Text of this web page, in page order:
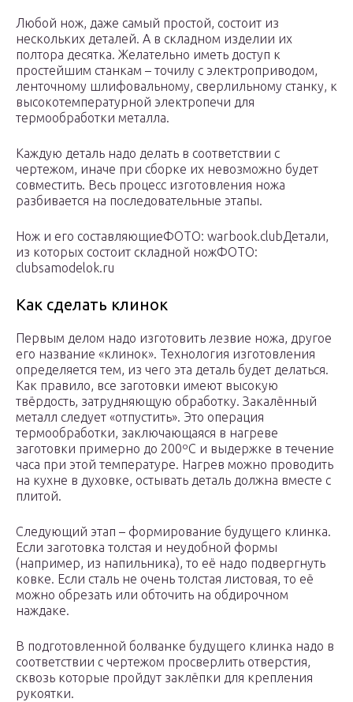
Любой нож, даже самый простой, состоит из
нескольких деталей. А в складном изделии их
полтора десятка. Желательно иметь доступ к
простейшим станкам – точилу с электроприводом,
ленточному шлифовальному, сверлильному станку, к
высокотемпературной электропечи для
термообработки металла.
Каждую деталь надо делать в соответствии с
чертежом, иначе при сборке их невозможно будет
совместить. Весь процесс изготовления ножа
разбивается на последовательные этапы.
Нож и его составляющиеФОТО: warbook.clubДетали,
из которых состоит складной ножФОТО:
clubsamodelok.ru
Как сделать клинок
Первым делом надо изготовить лезвие ножа, другое
его название «клинок». Технология изготовления
определяется тем, из чего эта деталь будет делаться.
Как правило, все заготовки имеют высокую
твёрдость, затрудняющую обработку. Закалённый
металл следует «отпустить». Это операция
термообработки, заключающаяся в нагреве
заготовки примерно до 200ºС и выдержке в течение
часа при этой температуре. Нагрев можно проводить
на кухне в духовке, остывать деталь должна вместе с
плитой.
Следующий этап – формирование будущего клинка.
Если заготовка толстая и неудобной формы
(например, из напильника), то её надо подвергнуть
ковке. Если сталь не очень толстая листовая, то её
можно обрезать или обточить на обдирочном
наждаке.
В подготовленной болванке будущего клинка надо в
соответствии с чертежом просверлить отверстия,
сквозь которые пройдут заклёпки для крепления
рукоятки.